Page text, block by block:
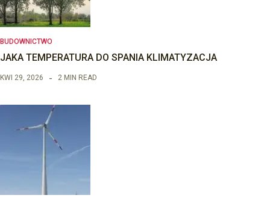
BUDOWNICTWO
JAKA TEMPERATURA DO SPANIA KLIMATYZACJA
KWI 29, 2026 2 MIN READ